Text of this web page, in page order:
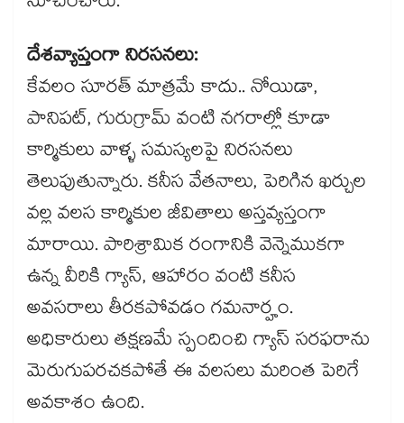
దేశవ్యాప్తంగా నిరసనలు:
కేవలం సూరత్ మాత్రమే కాదు.. నోయిడా,
పానిపట్, గురుగ్రామ్ వంటి నగరాల్లో కూడా
కార్మికులు వాళ్ళ సమస్యలపై నిరసనలు
తెలుపుతున్నారు. కనీస వేతనాలు, పెరిగిన ఖర్చుల
వల్ల వలస కార్మికుల జీవితాలు అస్తవ్యస్తంగా
మారాయి. పారిశ్రామిక రంగానికి వెన్నెముకగా
ఉన్న వీరికి గ్యాస్, ఆహారం వంటి కనీస
అవసరాలు తీరకపోవడం గమనార్హం.
అధికారులు తక్షణమే స్పందించి గ్యాస్ సరఫరాను
మెరుగుపరచకపోతే ఈ వలసలు మరింత పెరిగే
అవకాశం ఉంది.